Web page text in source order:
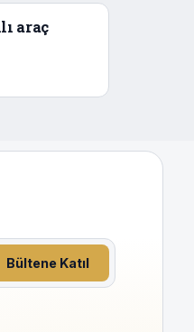
araç
Bültene Katıl